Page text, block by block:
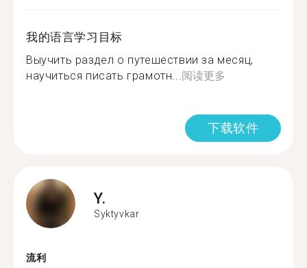
我的语言学习目标
Выучить раздел о путешествии за месяц,
научиться писать грамотн... 阅读更多
下载软件
Y.
Syktyvkar
流利